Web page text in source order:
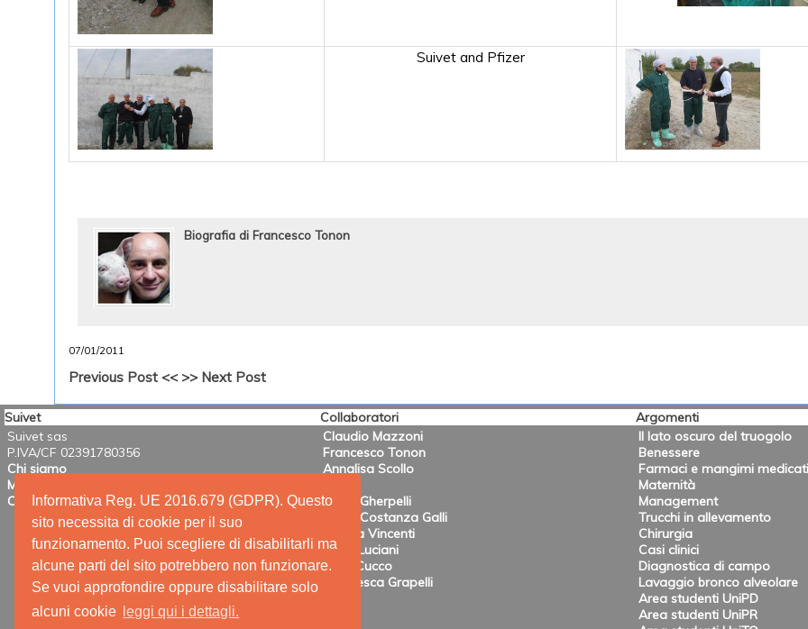
Informativa Reg. UE 2016.679 (GDPR). Questo
sito necessita di cookie per il suo
funzionamento. Puoi scegliere di disabilitarli ma
alcune parti del sito potrebbero non funzionare.
Se vuoi approfondire oppure disabilitare solo
alcuni cookie
leggi qui i dettagli.
Suivet and Pfizer
Biografia di Francesco Tonon
07/01/2011
Previous Post << >> Next Post
Suivet
Suivet sas
P.IVA/CF 02391780356
Chi siamo
Mission
Contatti
Collaboratori
Claudio Mazzoni
Francesco Tonon
Annalisa Scollo
Mario Gherpelli
Maria Costanza Galli
Valeria Vincenti
Anna Luciani
Irene Cucco
Francesca Grapelli
Argomenti
Il lato oscuro del truogolo
Benessere
Farmaci e mangimi medicati
Maternità
Management
Trucchi in allevamento
Chirurgia
Casi clinici
Diagnostica di campo
Lavaggio bronco alveolare
Area studenti UniPD
Area studenti UniPR